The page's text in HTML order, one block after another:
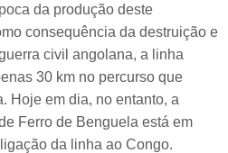
da produção deste
consequência da destruição e
civil angolana, a linha
30 km no percurso que
Hoje em dia, no entanto, a
Ferro de Benguela está em
da linha ao Congo.